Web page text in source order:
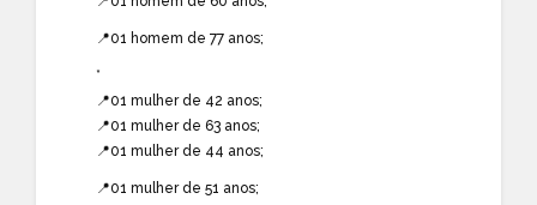
📍01 homem de 77 anos;
*
📍01 mulher de 42 anos;
📍01 mulher de 63 anos;
📍01 mulher de 44 anos;
📍01 mulher de 51 anos;